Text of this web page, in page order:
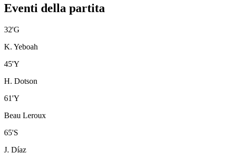
Eventi della partita
32'G
K. Yeboah
45'Y
H. Dotson
61'Y
Beau Leroux
65'S
J. Díaz